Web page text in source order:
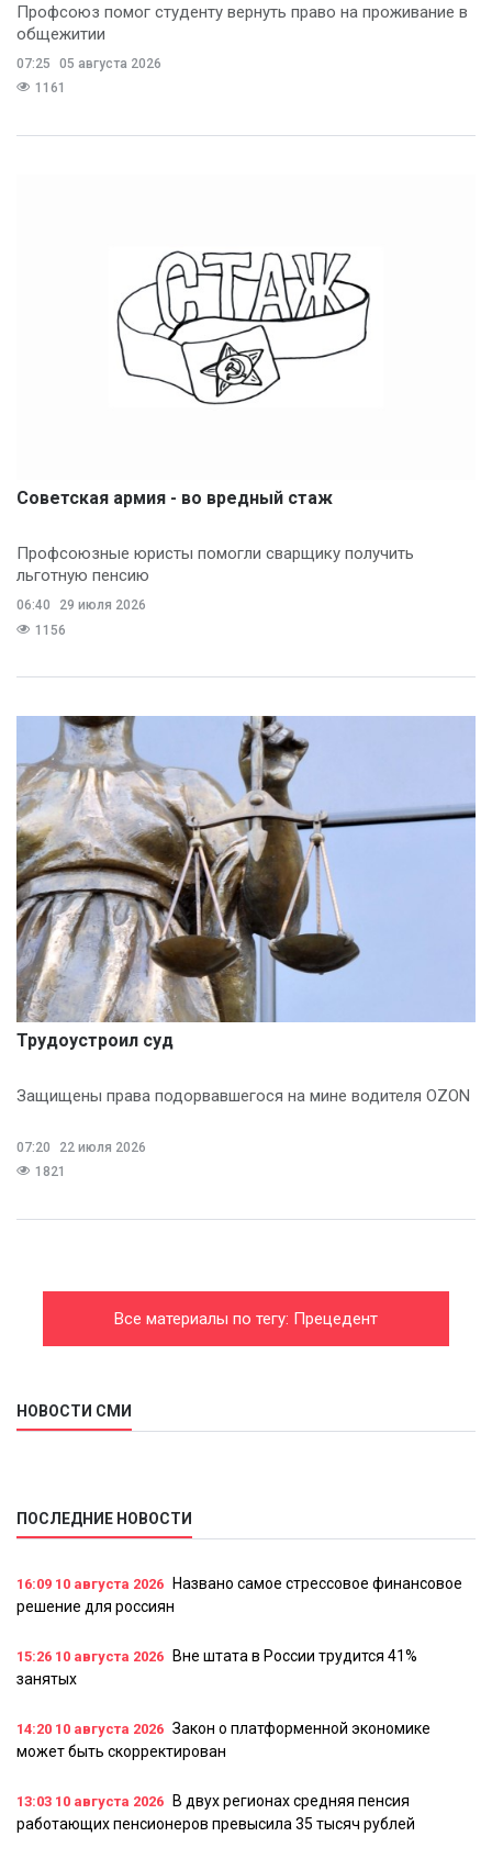
Профсоюз помог студенту вернуть право на проживание в
общежитии
07:25
05 августа 2026
1161
Советская армия - во вредный стаж
Профсоюзные юристы помогли сварщику получить
льготную пенсию
06:40
29 июля 2026
1156
Трудоустроил суд
Защищены права подорвавшегося на мине водителя OZON
07:20
22 июля 2026
1821
Все материалы по тегу: Прецедент
НОВОСТИ СМИ
ПОСЛЕДНИЕ НОВОСТИ
16:09 10 августа 2026
Названо самое стрессовое финансовое
решение для россиян
15:26 10 августа 2026
Вне штата в России трудится 41%
занятых
14:20 10 августа 2026 Закон о платформенной экономике
может быть скорректирован
13:03 10 августа 2026
В двух регионах средняя пенсия
работающих пенсионеров превысила 35 тысяч рублей